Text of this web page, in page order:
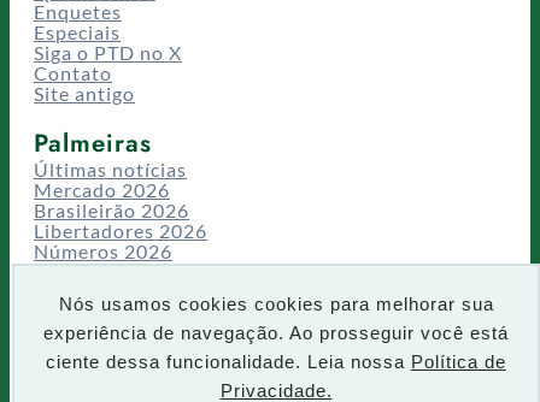
Nós usamos cookies cookies para melhorar sua
experiência de navegação. Ao prosseguir você está
ciente dessa funcionalidade. Leia nossa Política de
Privacidade.
Enquetes
Especiais
Siga o PTD no X
Contato
Site antigo
Palmeiras
Últimas notícias
Mercado 2026
Brasileirão 2026
Libertadores 2026
Números 2026
Campeonatos
CT/Centro de Excelência
Busca
P